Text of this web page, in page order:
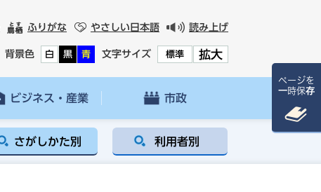
ふりがな やさしい日本語 読み上げ
背景色 白 黒 青 文字サイズ 標準 拡大
ビジネス・産業 市政
さがしかた別 利用者別
ページを
一時保存